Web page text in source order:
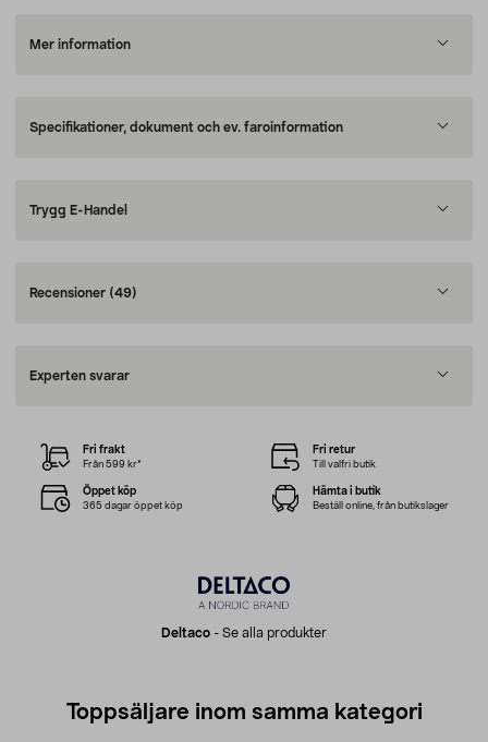
Mer information
Specifikationer, dokument och ev. faroinformation
Trygg E-Handel
Recensioner (49)
Experten svarar
Deltaco - Se alla produkter
Fri frakt
Från 599 kr*
Fri retur
Till valfri butik
Öppet köp
365 dagar öppet köp
Hämta i butik
Beställ online, från butikslager
Toppsäljare inom samma kategori